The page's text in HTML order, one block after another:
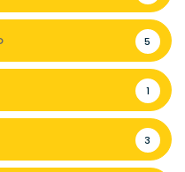
5
1
3